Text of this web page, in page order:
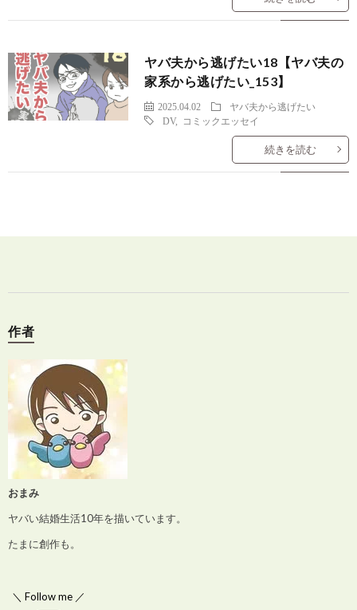
ヤバ夫から逃げたい18【ヤバ夫の
家系から逃げたい_153】
2025.04.02
ヤバ夫から逃げたい
DV, コミックエッセイ
続きを読む
作者
おまみ
ヤバい結婚生活10年を描いています。
たまに創作も。
＼ Follow me ／